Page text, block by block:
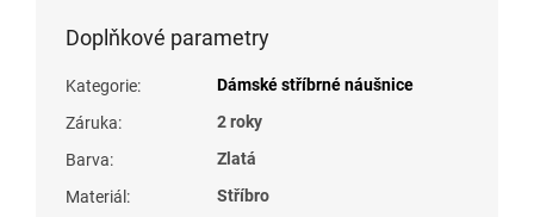
Doplňkové parametry
Kategorie:
Dámské stříbrné náušnice
Záruka:
2 roky
Barva:
Zlatá
Materiál :
Stříbro